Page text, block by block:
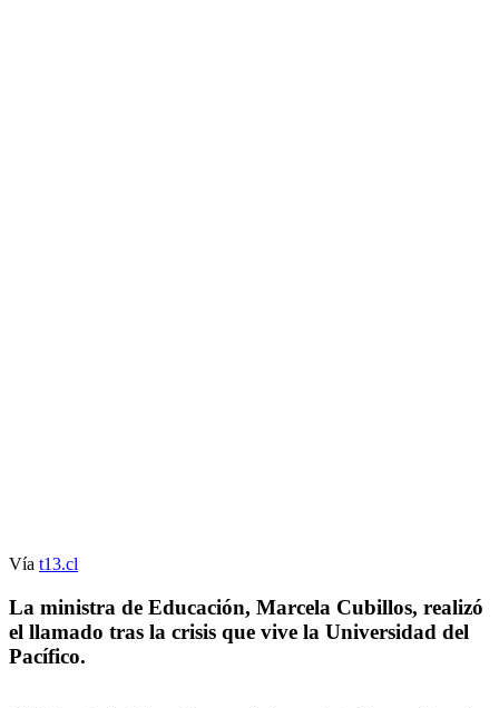
Vía t13.cl
La ministra de Educación, Marcela Cubillos, realizó
el llamado tras la crisis que vive la Universidad del
Pacífico.